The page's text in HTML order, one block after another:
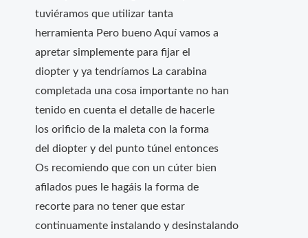
tuviéramos que utilizar tanta
herramienta Pero bueno Aquí vamos a
apretar simplemente para fijar el
diopter y ya tendríamos La carabina
completada una cosa importante no han
tenido en cuenta el detalle de hacerle
los orificio de la maleta con la forma
del diopter y del punto túnel entonces
Os recomiendo que con un cúter bien
afilados pues le hagáis la forma de
recorte para no tener que estar
continuamente instalando y desinstalando